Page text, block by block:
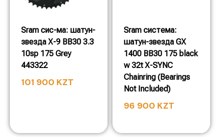
Sram сис-ма: шатун-
звезда X-9 BB30 3.3
10sp 175 Grey
443322
101 900 KZT
Sram система:
шатун-звезда GX
1400 BB30 175 black
w 32t X-SYNC
Chainring (Bearings
Not Included)
96 900 KZT